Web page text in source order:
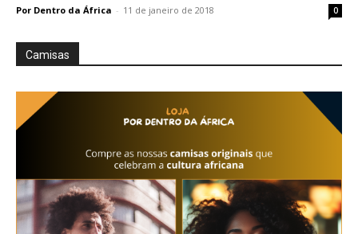
Por Dentro da África - 11 de janeiro de 2018 0
Camisas